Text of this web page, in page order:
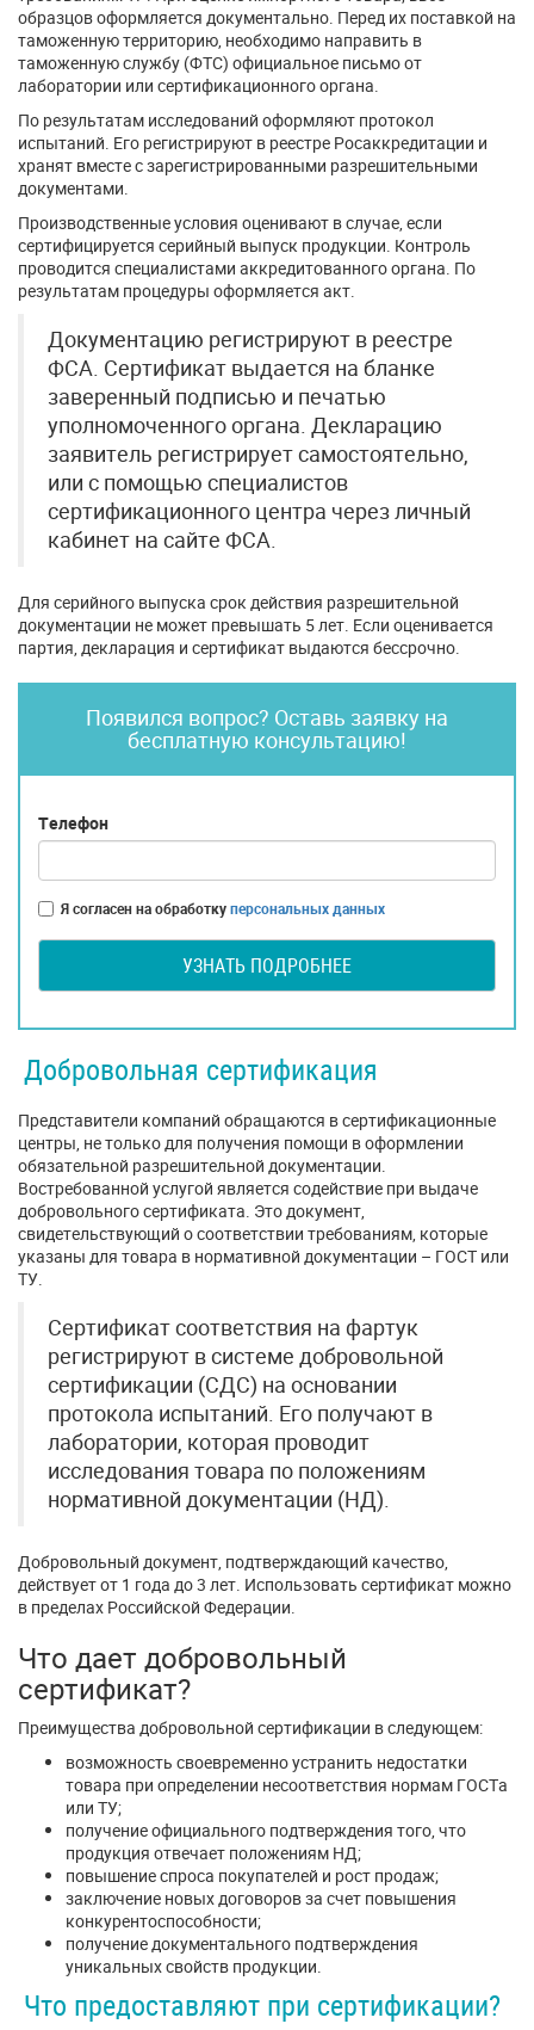
образцов оформляется документально. Перед их поставкой на
таможенную территорию, необходимо направить в
таможенную службу (ФТС) официальное письмо от
лаборатории или сертификационного органа.
По результатам исследований оформляют протокол
испытаний. Его регистрируют в реестре Росаккредитации и
хранят вместе с зарегистрированными разрешительными
документами.
Производственные условия оценивают в случае, если
сертифицируется серийный выпуск продукции. Контроль
проводится специалистами аккредитованного органа. По
результатам процедуры оформляется акт.
Документацию регистрируют в реестре
ФСА. Сертификат выдается на бланке
заверенный подписью и печатью
уполномоченного органа. Декларацию
заявитель регистрирует самостоятельно,
или с помощью специалистов
сертификационного центра через личный
кабинет на сайте ФСА.
Для серийного выпуска срок действия разрешительной
документации не может превышать 5 лет. Если оценивается
партия, декларация и сертификат выдаются бессрочно.
Появился вопрос? Оставь заявку на
бесплатную консультацию!
Телефон
Я согласен на обработкуперсональных данных
УЗНАТЬ ПОДРОБНЕЕ
Добровольная сертификация
Представители компаний обращаются в сертификационные
центры, не только для получения помощи в оформлении
обязательной разрешительной документации.
Востребованной услугой является содействие при выдаче
добровольного сертификата. Это документ,
свидетельствующий о соответствии требованиям, которые
указаны для товара в нормативной документации – ГОСТ или
ТУ.
Сертификат соответствия на фартук
регистрируют в системе добровольной
сертификации (СДС) на основании
протокола испытаний. Его получают в
лаборатории, которая проводит
исследования товара по положениям
нормативной документации (НД).
Добровольный документ, подтверждающий качество,
действует от 1 года до 3 лет. Использовать сертификат можно
в пределах Российской Федерации.
Что дает добровольный
сертификат?
Преимущества добровольной сертификации в следующем:
возможность своевременно устранить недостатки
товара при определении несоответствия нормам ГОСТа
или ТУ;
получение официального подтверждения того, что
продукция отвечает положениям НД;
повышение спроса покупателей и рост продаж;
заключение новых договоров за счет повышения
конкурентоспособности;
получение документального подтверждения
уникальных свойств продукции.
Что предоставляют при сертификации?